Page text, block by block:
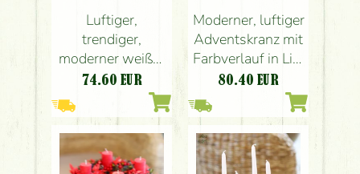
Luftiger,
trendiger,
moderner weißer
Adventskranz (35
74.60 EUR
Moderner, luftiger
Adventskranz mit
Farbverlauf in Lila
und Rosa (35cm)
80.40 EUR